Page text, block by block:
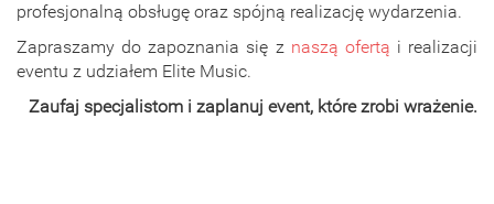
profesjonalną obsługę oraz spójną realizację wydarzenia.
Zapraszamy do zapoznania się z naszą ofertą i realizacji
eventu z udziałem Elite Music.
Zaufaj specjalistom i zaplanuj event, które zrobi wrażenie.